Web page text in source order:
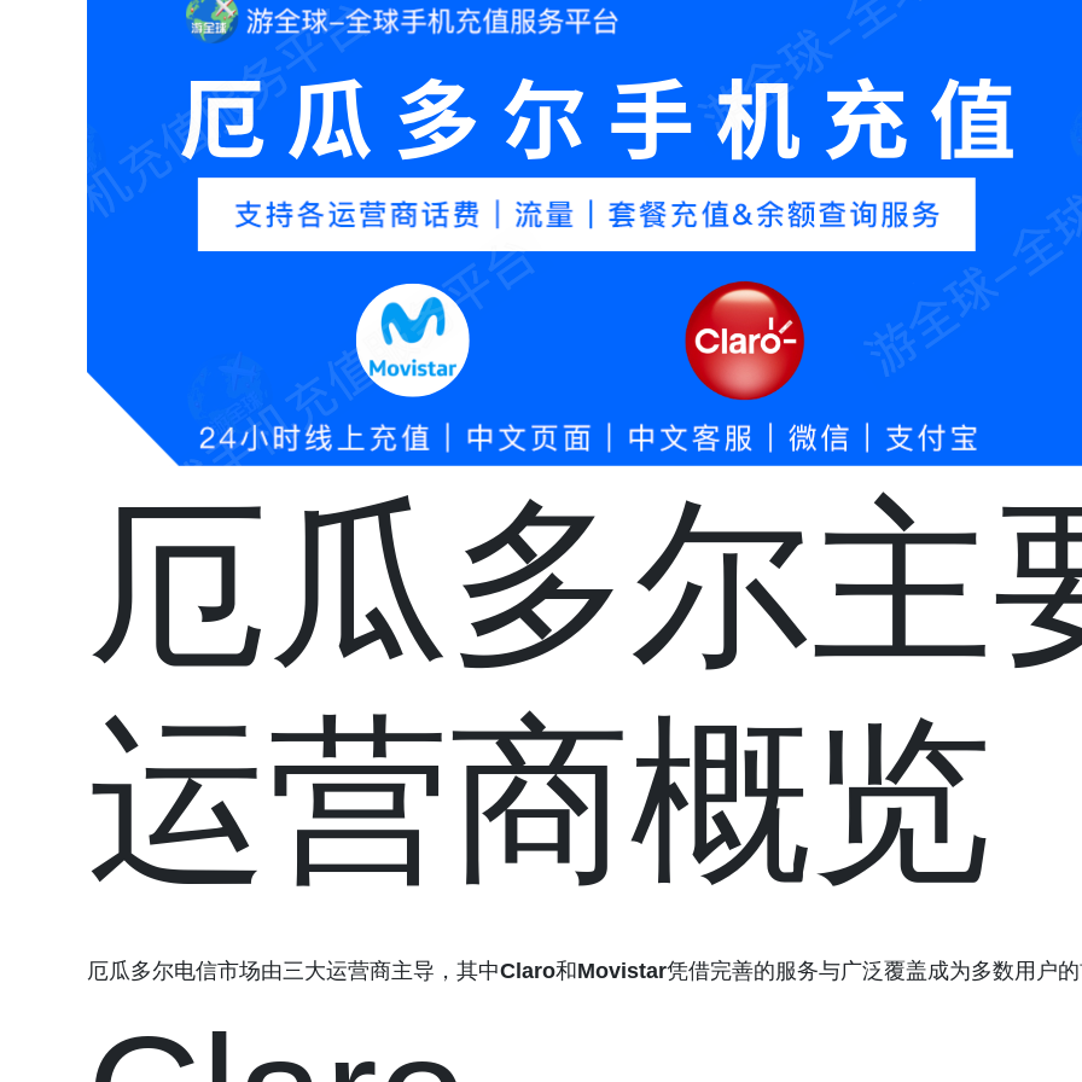
厄瓜多尔主
运营商概览
厄瓜多尔电信市场由三大运营商主导，其中Claro和Movistar凭借完善的服务与广泛覆盖成为多数用户